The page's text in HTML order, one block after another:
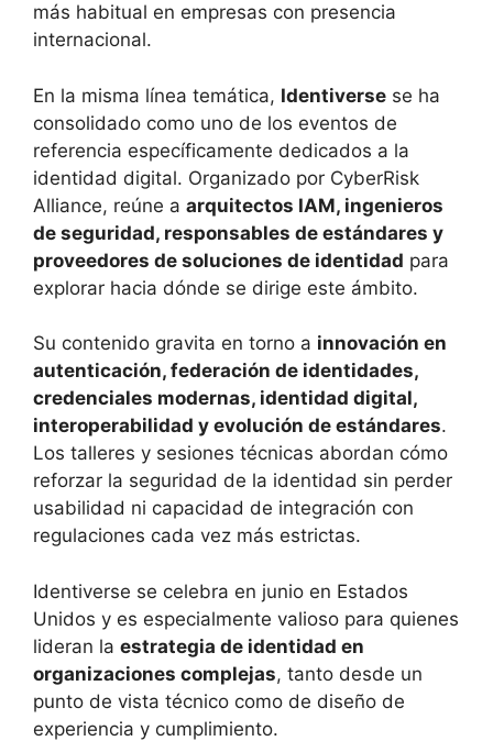
más habitual en empresas con presencia
internacional.
En la misma línea temática, Identiverse se ha
consolidado como uno de los eventos de
referencia específicamente dedicados a la
identidad digital. Organizado por CyberRisk
Alliance, reúne a arquitectos IAM, ingenieros
de seguridad, responsables de estándares y
proveedores de soluciones de identidad para
explorar hacia dónde se dirige este ámbito.
Su contenido gravita en torno a innovación en
autenticación, federación de identidades,
credenciales modernas, identidad digital,
interoperabilidad y evolución de estándares.
Los talleres y sesiones técnicas abordan cómo
reforzar la seguridad de la identidad sin perder
usabilidad ni capacidad de integración con
regulaciones cada vez más estrictas.
Identiverse se celebra en junio en Estados
Unidos y es especialmente valioso para quienes
lideran la estrategia de identidad en
organizaciones complejas, tanto desde un
punto de vista técnico como de diseño de
experiencia y cumplimiento.